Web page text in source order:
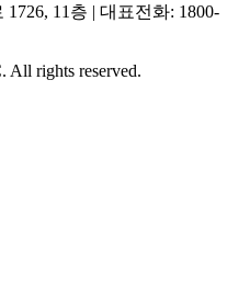
11층 | 대표전화: 1800-
rights reserved.